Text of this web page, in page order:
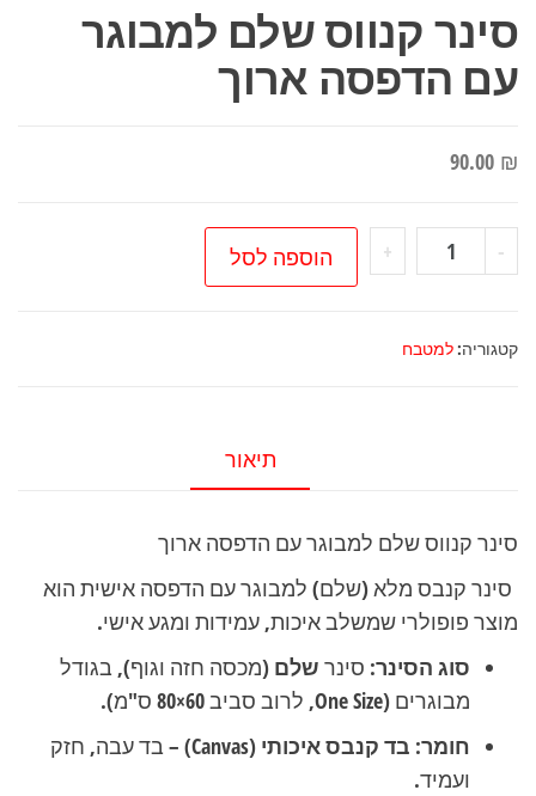
סינר קנווס שלם למבוגר
עם הדפסה ארוך
90.00 ₪
-
כמות
של
קנווס
+ הוספה לסל
קטגוריה:למטבח
תיאור
סינר קנווס שלם למבוגר עם הדפסה ארוך
סינר קנבס מלא (שלם) למבוגר עם הדפסה אישית הוא
מוצר פופולרי שמשלב איכות, עמידות ומגע אישי.
סוג הסינר: סינר שלם (מכסה חזה וגוף), בגודל
מבוגרים (One Size, לרוב סביב 60×80 ס"מ).
חומר: בד קנבס איכותי
(Canvas) – בד עבה, חזק
ועמיד.